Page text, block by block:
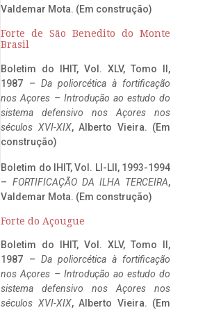
Valdemar Mota. (Em construção)
Forte de São Benedito do Monte
Brasil
Boletim do IHIT, Vol. XLV, Tomo II,
1987 – Da poliorcética à fortificação
nos Açores – Introdução ao estudo do
sistema defensivo nos Açores nos
séculos XVI-XIX, Alberto Vieira. (Em
construção)
Boletim do IHIT, Vol. LI-LII, 1993-1994
– FORTIFICAÇÃO DA ILHA TERCEIRA,
Valdemar Mota. (Em construção)
Forte do Açougue
Boletim do IHIT, Vol. XLV, Tomo II,
1987 – Da poliorcética à fortificação
nos Açores – Introdução ao estudo do
sistema defensivo nos Açores nos
séculos XVI-XIX, Alberto Vieira. (Em